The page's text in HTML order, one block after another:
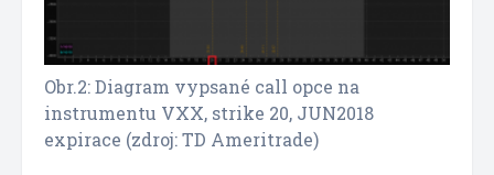
Obr.2: Diagram vypsané call opce na
instrumentu VXX, strike 20, JUN2018
expirace (zdroj: TD Ameritrade)